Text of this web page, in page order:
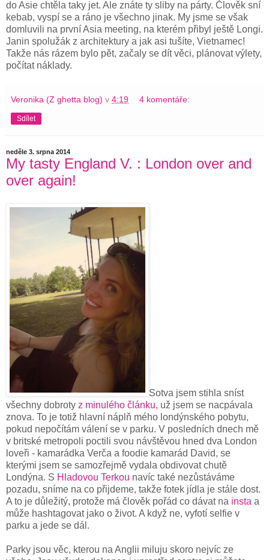
do Asie chtěla taky jet. Ale znáte ty sliby na párty. Člověk sní
kebab, vyspí se a ráno je všechno jinak. My jsme se však
domluvili na první Asia meeting, na kterém přibyl ještě Longi.
Janin spolužák z architektury a jak asi tušíte, Vietnamec!
Takže nás rázem bylo pět, začaly se dít věci, plánovat výlety,
počítat náklady.
Veronika (Z ghetta blog) v 4:19 4 komentáře:
Sdílet
neděle 3. srpna 2014
My tasty England V. : London over and
over again!
Sotva jsem stihla sníst
všechny dobroty z minulého článku, už jsem se nacpávala
znova. To je totiž hlavní náplň mého londýnského pobytu,
pokud nepočítám válení se v parku. V posledních dnech mě
v britské metropoli poctili svou návštěvou hned dva London
loveři - kamarádka Verča a foodie kamarád David, se
kterými jsem se samozřejmě vydala obdivovat chutě
Londýna. S Hladovou Terkou navíc také nezůstáváme
pozadu, sníme na co přijdeme, takže fotek jídla je stále dost.
A to je důležitý, protože má člověk pořád co dávat na insta a
může hashtagovat jako o život. A když ne, vyfotí selfie v
parku a jede se dál.
Parky jsou věc, kterou na Anglii miluju skoro nejvíc ze